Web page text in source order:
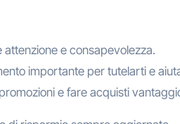
e consapevolezza.
importante per tutelarti e
e fare acquisti